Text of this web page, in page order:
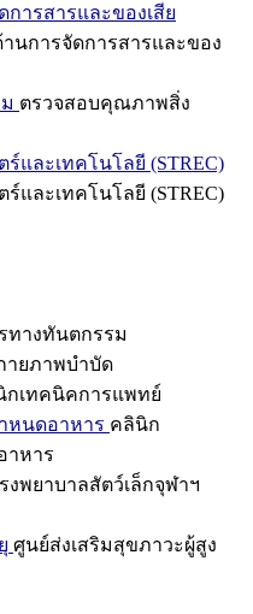
ารสารและของเสีย
นการจัดการสารและของ
ตรวจสอบคุณภาพสิ่ง
และเทคโนโลยี (STREC)
และเทคโนโลยี (STREC)
ทางทันตกรรม
ายภาพบำบัด
กเทคนิคการแพทย์
หนดอาหาร คลินิก
าหาร
งพยาบาลสัตว์เล็กจุฬาฯ
ศูนย์ส่งเสริมสุขภาวะผู้สูง